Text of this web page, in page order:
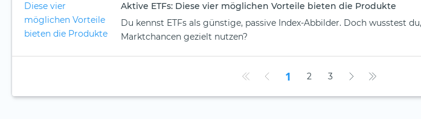
Aktive ETFs: Diese vier möglichen Vorteile bieten die Produkte
Du kennst ETFs als günstige, passive Index-Abbilder. Doch wusstest
Marktchancen gezielt nutzen?
1 2 3